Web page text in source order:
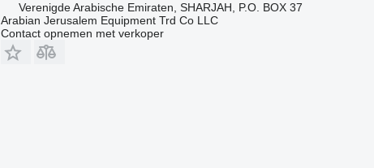
Verenigde Arabische Emiraten, SHARJAH, P.O. BOX 37
Arabian Jerusalem Equipment Trd Co LLC
Contact opnemen met verkoper